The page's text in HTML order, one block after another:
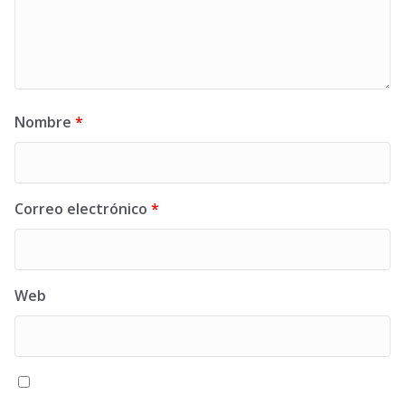
Nombre *
Correo electrónico *
Web